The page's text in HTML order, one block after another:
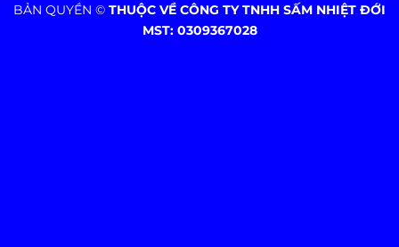
BẢN QUYỀN © THUỘC VỀ CÔNG TY TNHH SẤM NHIỆT ĐỚI
MST: 0309367028